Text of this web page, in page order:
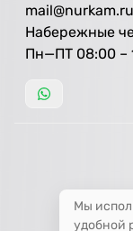
mail@nurkam.ru
Набережные
Пн—ПТ 08:00 –
Мы
удобной